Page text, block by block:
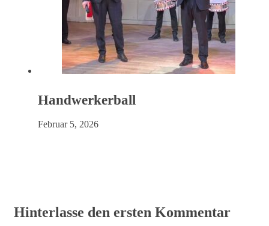
Handwerkerball
Februar 5, 2026
Hinterlasse den ersten Kommentar